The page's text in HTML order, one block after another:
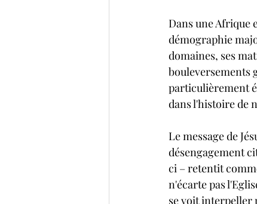
Dans une Afrique
démographie
domaines, ses
bouleversements
particulièrement
dans l'histoire de
Le message de
désengagement
ci – retentit
n'écarte pas
se voit interpeller